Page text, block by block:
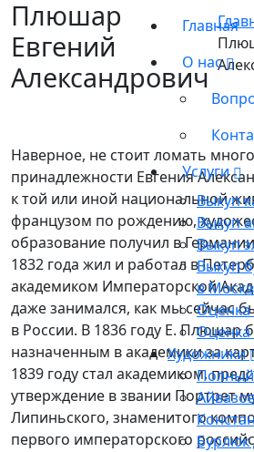
Главная
О нас
Услуги
Выкуп
Выкуп
Выкуп
Выкуп
в
Оценка
Оценка
Художники
Полный
Бурлюк
Плюшар
Евгений
Александрович
Наверное, не стоит ломать
принадлежности Евгения
к той или иной национальной
французом по рождению,
образование получил в
1832 года жил и работал в
академиком Императорской
даже занимался, как мы сейчас
в России. В 1836 году Е. Плюшар
назначенным в академики за
1839 году стал академиком,
утверждение в звании Портрет
Липиньского, знаменитого
первого императорского